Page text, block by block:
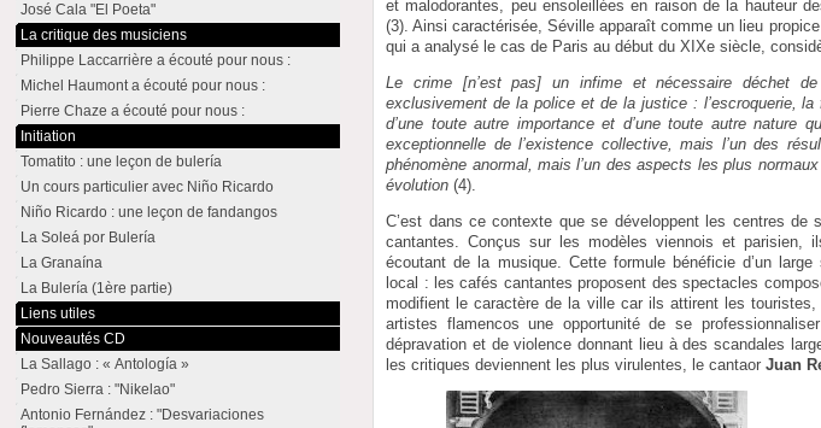
et malodorantes, peu ensoleillées en raison de la hauteur
(3). Ainsi caractérisée, Séville apparaît comme un lieu
qui a analysé le cas de Paris au début du XIXe siècle,
Le crime [n’est pas] un infime et nécessaire déchet
exclusivement de la police et de la justice : l’escroquerie,
d’une toute autre importance et d’une toute autre nature
exceptionnelle de l’existence collective, mais l’un des
phénomène anormal, mais l’un des aspects les plus
évolution (4).
C’est dans ce contexte que se développent les centres
cantantes. Conçus sur les modèles viennois et parisien,
écoutant de la musique. Cette formule bénéficie d’un
local : les cafés cantantes proposent des spectacles
modifient le caractère de la ville car ils attirent les
artistes flamencos une opportunité de se
dépravation et de violence donnant lieu à des scandales
les critiques deviennent les plus virulentes, le cantaorJuan
José Cala "El Poeta"
La critique des musiciens
Philippe Laccarrière a écouté pour nous :
Michel Haumont a écouté pour nous :
Pierre Chaze a écouté pour nous :
Initiation
Tomatito : une leçon de bulería
Un cours particulier avec Niño Ricardo
Niño Ricardo : une leçon de fandangos
La Soleá por Bulería
La Granaína
La Bulería (1ère partie)
Liens utiles
Nouveautés CD
La Sallago : « Antología »
Pedro Sierra : "Nikelao"
Antonio Fernández : "Desvariaciones